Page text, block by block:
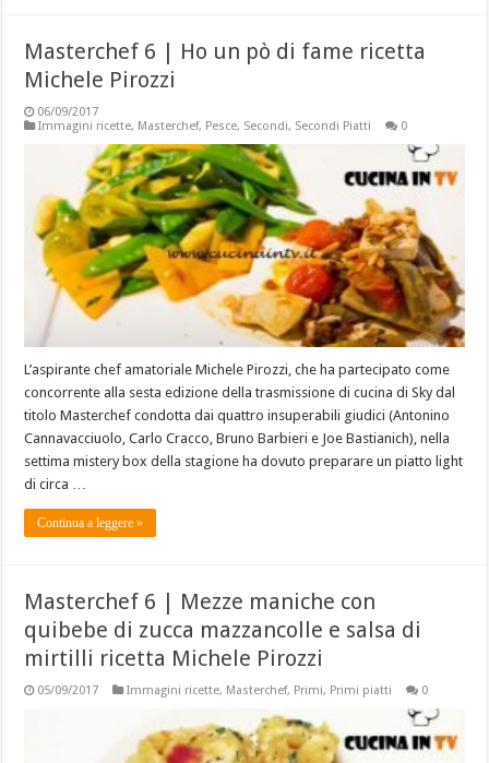
Masterchef 6 | Ho un pò di fame ricetta
Michele Pirozzi
06/09/2017
Immagini ricette, Masterchef, Pesce, Secondi, Secondi Piatti 0
L’aspirante chef amatoriale Michele Pirozzi, che ha partecipato come
concorrente alla sesta edizione della trasmissione di cucina di Sky dal
titolo Masterchef condotta dai quattro insuperabili giudici (Antonino
Cannavacciuolo, Carlo Cracco, Bruno Barbieri e Joe Bastianich), nella
settima mistery box della stagione ha dovuto preparare un piatto light
di circa …
Continua a leggere »
Masterchef 6 | Mezze maniche con
quibebe di zucca mazzancolle e salsa di
mirtilli ricetta Michele Pirozzi
05/09/2017 Immagini ricette, Masterchef, Primi, Primi piatti 0